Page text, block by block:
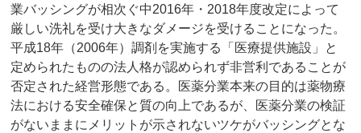
業バッシングが相次ぐ中2016年・2018年度改定によって
厳しい洗礼を受け大きなダメージを受けることになった。
平成18年（2006年）調剤を実施する「医療提供施設」と
定められたものの法人格が認められず非営利であることが
否定された経営形態である。医薬分業本来の目的は薬物療
法における安全確保と質の向上であるが、医薬分業の検証
がないままにメリットが示されないツケがバッシングとな